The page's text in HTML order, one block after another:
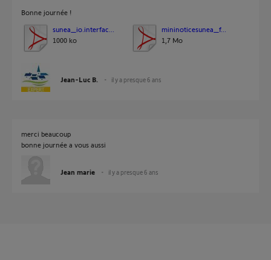
Bonne journée !
sunea_io.interfac...
1000 ko
mininoticesunea_f...
1,7 Mo
Jean-Luc B. il y a presque 6 ans
merci beaucoup
bonne journée a vous aussi
Jean marie il y a presque 6 ans